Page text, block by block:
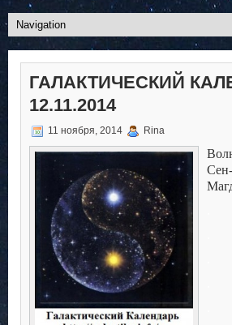
ГАЛАКТИЧЕСКИЙ
12.11.2014
11 ноября, 2014 Rina